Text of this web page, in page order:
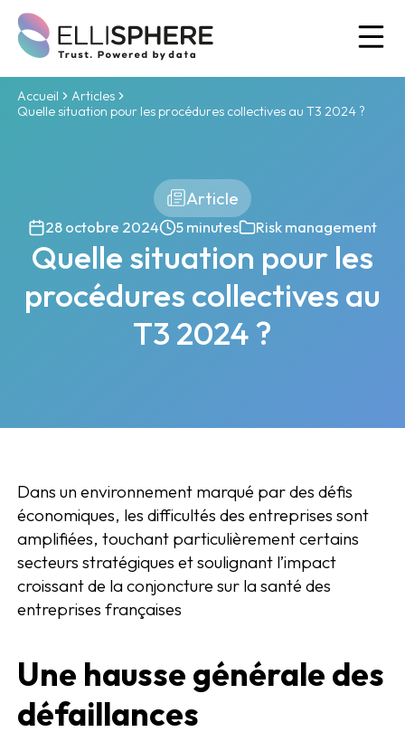
Accueil
Articles
Quelle situation pour les procédures collectives au T3 2024 ?
Article
28 octobre 2024 5 minutes Risk management
Quelle situation pour les
procédures collectives au
T3 2024 ?
Dans un environnement marqué par des défis
économiques, les difficultés des entreprises sont
amplifiées, touchant particulièrement certains
secteurs stratégiques et soulignant l’impact
croissant de la conjoncture sur la santé des
entreprises françaises
Une hausse générale des
défaillances